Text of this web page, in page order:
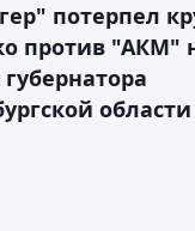
потерпел
против "АКМ"
области